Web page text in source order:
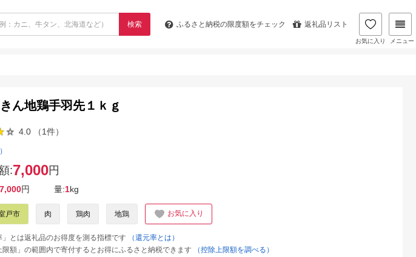
検索 ふるさと納税の限度額をチェック 返礼品リスト
お気に入り メニュー
ん地鶏手羽先１ｋｇ
4.0 （1件）
:7,000円
7,000円 量:1kg
戸市 肉 鶏肉 地鶏 お気に入り
とは返礼品のお得度を測る指標です
（還元率とは）
額」の範囲内で寄付するとお得にふるさと納税できます
（控除上限額を調べる）